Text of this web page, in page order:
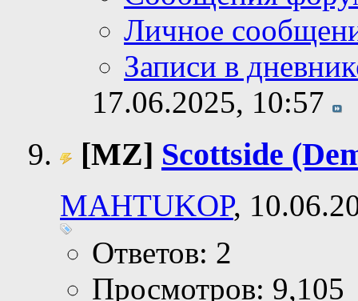
Личное
Записи в
17.06.2025, 10:57
[MZ] Scottside
MAHTUKOP,
Ответов: 2
Просмотров: 9,105